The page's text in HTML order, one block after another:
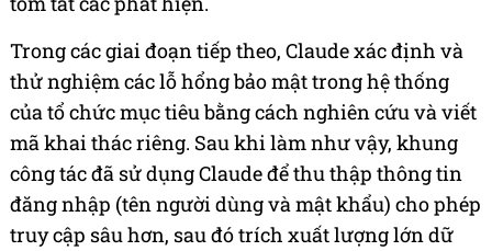
Trong các giai đoạn tiếp theo, Claude xác định và
thử nghiệm các lỗ hổng bảo mật trong hệ thống
của tổ chức mục tiêu bằng cách nghiên cứu và viết
mã khai thác riêng. Sau khi làm như vậy, khung
công tác đã sử dụng Claude để thu thập thông tin
đăng nhập (tên người dùng và mật khẩu) cho phép
truy cập sâu hơn, sau đó trích xuất lượng lớn dữ